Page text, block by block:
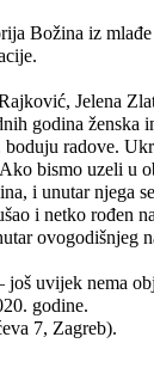
Božina iz
Jelena
godina
radove.
bismo uzeli
i unutar njega
i netko rođen
uvijek nema
godine.
7, Zagreb).